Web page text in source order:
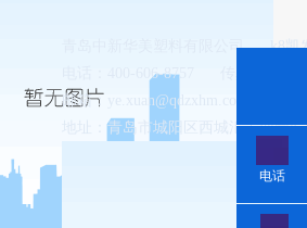
青岛中新华美塑料有限公司
k8凯
电话：400-606-8757
邮箱：
ye.xuan@qdzxhm.com.cn
地址：青岛市城阳区西城汇工业园8-
电话